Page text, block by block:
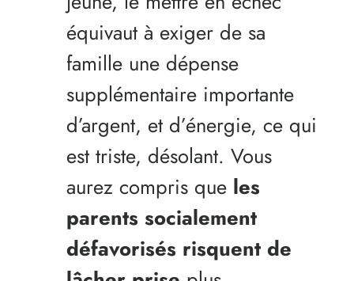
équivaut à exiger de sa
famille une dépense
supplémentaire importante
d’argent, et d’énergie, ce qui
est triste, désolant. Vous
aurez compris que les
parents socialement
défavorisés risquent de